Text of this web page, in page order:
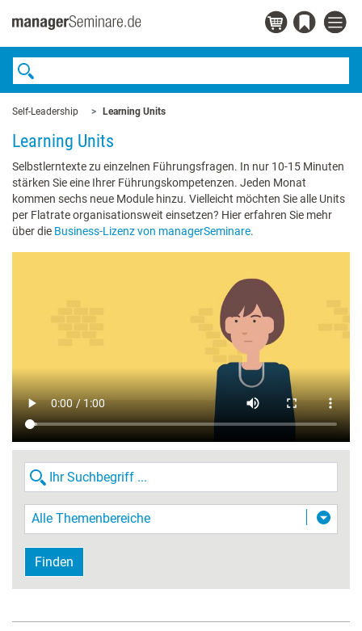
Self-Leadership Learning Units
Learning Units
Selbstlerntexte zu einzelnen Führungsfragen. In nur 10-15 Minuten
stärken Sie eine Ihrer Führungskompetenzen. Jeden Monat
kommen sechs neue Module hinzu. Vielleicht möchten Sie alle Units
per Flatrate organisationsweit einsetzen? Hier erfahren Sie mehr
über die Business-Lizenz von managerSeminare.
Alle Themenbereiche
Finden